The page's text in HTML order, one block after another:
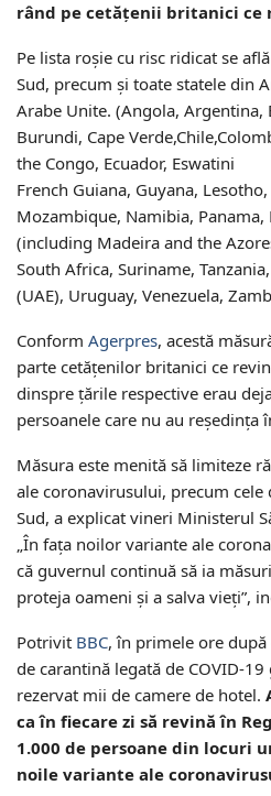
rând pe cetăţenii britanici ce
Pe lista roşie cu risc ridicat se
Sud, precum și toate statele din
Arabe Unite. (Angola, Argentina,
Burundi, Cape
the Congo, Ecuador, Eswatini
French Guiana, Guyana,
Mozambique, Namibia, Panama,
(including Madeira and the
South Africa, Suriname,
(UAE), Uruguay, Venezuela,
Conform Agerpres, acestă
parte cetăţenilor britanici ce
dinspre ţările respective erau
persoanele care nu au reşedinţa
Măsura este menită să limiteze
ale coronavirusului, precum cele
Sud, a explicat vineri Ministerul
„În faţa noilor variante ale
că guvernul continuă să ia
proteja oameni şi a salva vieţi”,
Potrivit BBC, în primele ore
de carantină legată de COVID-
rezervat mii de camere de hotel.
ca în fiecare zi să revină în
1.000 de persoane din locuri
noile variante ale